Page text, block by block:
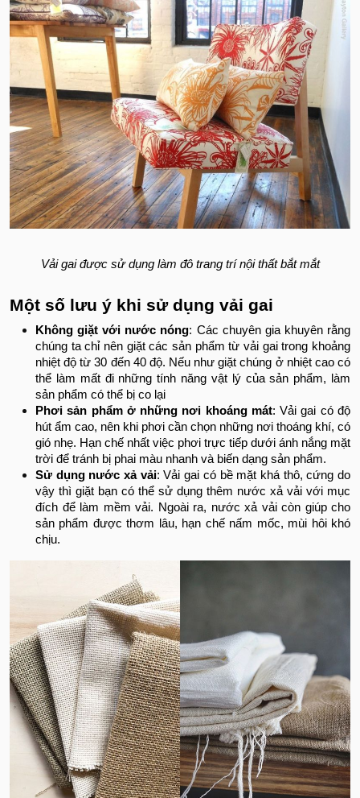
Vải gai được sử dụng làm đô trang trí nội thất bắt mắt
Một số lưu ý khi sử dụng vải gai
Không giặt với nước nóng: Các chuyên gia khuyên rằng
chúng ta chỉ nên giặt các sản phẩm từ vải gai trong khoảng
nhiệt độ từ 30 đến 40 độ. Nếu như giặt chúng ở nhiệt cao có
thể làm mất đi những tính năng vật lý của sản phẩm, làm
sản phẩm có thể bị co lại
Phơi sản phẩm ở những nơi khoáng mát: Vải gai có độ
hút ẩm cao, nên khi phơi cần chọn những nơi thoáng khí, có
gió nhẹ. Hạn chế nhất việc phơi trực tiếp dưới ánh nắng mặt
trời để tránh bị phai màu nhanh và biến dạng sản phẩm.
Sử dụng nước xả vải: Vải gai có bề mặt khá thô, cứng do
vậy thì giặt bạn có thể sử dụng thêm nước xả vải với mục
đích để làm mềm vải. Ngoài ra, nước xả vải còn giúp cho
sản phẩm được thơm lâu, hạn chế nấm mốc, mùi hôi khó
chịu.